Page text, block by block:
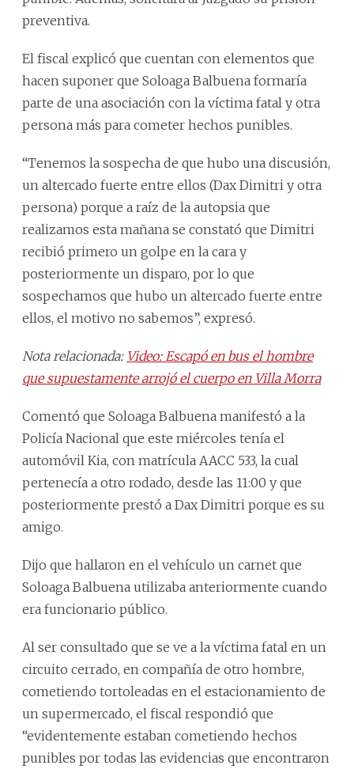
preventiva.
El fiscal explicó que cuentan con elementos que
hacen suponer que Soloaga Balbuena formaría
parte de una asociación con la víctima fatal y otra
persona más para cometer hechos punibles.
“Tenemos la sospecha de que hubo una discusión,
un altercado fuerte entre ellos (Dax Dimitri y otra
persona) porque a raíz de la autopsia que
realizamos esta mañana se constató que Dimitri
recibió primero un golpe en la cara y
posteriormente un disparo, por lo que
sospechamos que hubo un altercado fuerte entre
ellos, el motivo no sabemos”, expresó.
Nota relacionada: Video: Escapó en bus el hombre
que supuestamente arrojó el cuerpo en Villa Morra
Comentó que Soloaga Balbuena manifestó a la
Policía Nacional que este miércoles tenía el
automóvil Kia, con matrícula AACC 533, la cual
pertenecía a otro rodado, desde las 11:00 y que
posteriormente prestó a Dax Dimitri porque es su
amigo.
Dijo que hallaron en el vehículo un carnet que
Soloaga Balbuena utilizaba anteriormente cuando
era funcionario público.
Al ser consultado que se ve a la víctima fatal en un
circuito cerrado, en compañía de otro hombre,
cometiendo tortoleadas en el estacionamiento de
un supermercado, el fiscal respondió que
“evidentemente estaban cometiendo hechos
punibles por todas las evidencias que encontraron